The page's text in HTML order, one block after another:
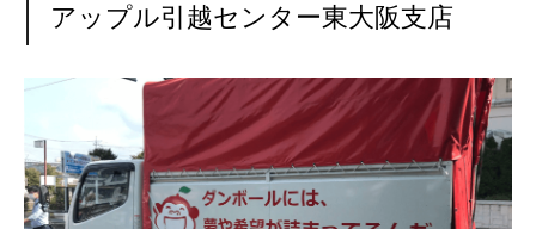
アップル引越センター東大阪支店